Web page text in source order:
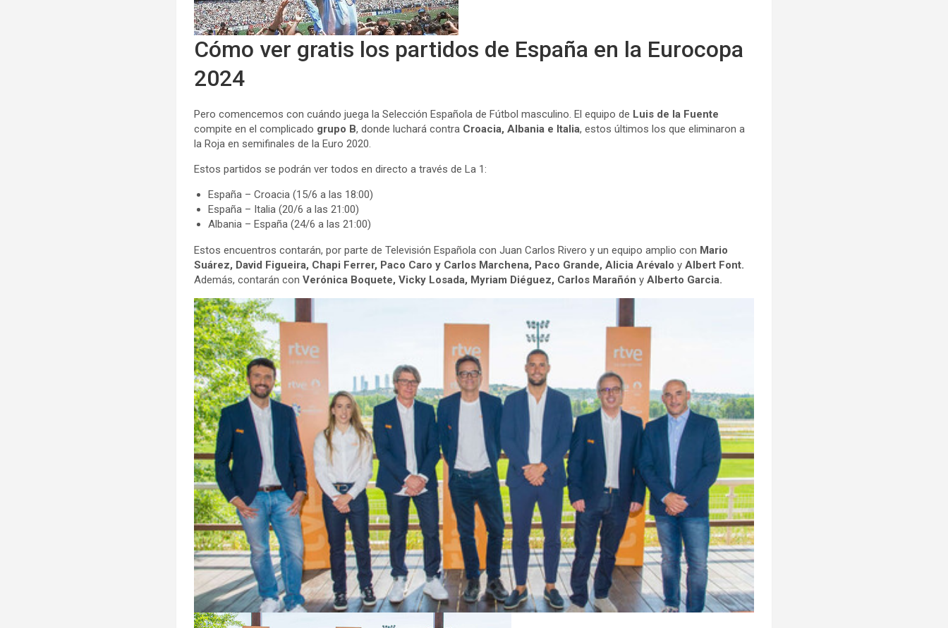
Cómo ver gratis los partidos de España en la Eurocopa
2024
Pero comencemos con cuándo juega la Selección Española de Fútbol masculino. El equipo de Luis de la Fuente
compite en el complicado grupo B, donde luchará contra Croacia, Albania e Italia, estos últimos los que eliminaron a
la Roja en semifinales de la Euro 2020.
Estos partidos se podrán ver todos en directo a través de La 1:
España – Croacia (15/6 a las 18:00)
España – Italia (20/6 a las 21:00)
Albania – España (24/6 a las 21:00)
Estos encuentros contarán, por parte de Televisión Española con Juan Carlos Rivero y un equipo amplio con Mario
Suárez, David Figueira, Chapi Ferrer, Paco Caro y Carlos Marchena, Paco Grande, Alicia Arévalo y Albert Font.
Además, contarán conVerónica Boquete, Vicky Losada, Myriam Diéguez, Carlos MarañónyAlberto Garcia.